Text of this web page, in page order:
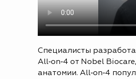
Специалисты
All‑on‑4 от Nobel
анатомии. All‑on‑4